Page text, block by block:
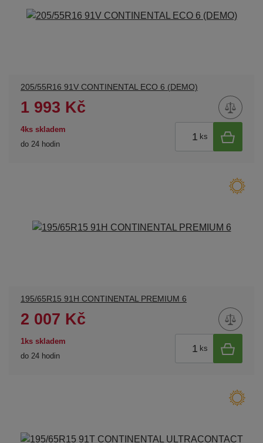
205/55R16 91V CONTINENTAL ECO 6 (DEMO)
1 993 Kč
4ks skladem
do 24 hodin
ks
195/65R15 91H CONTINENTAL PREMIUM 6
2 007 Kč
1ks skladem
do 24 hodin
ks